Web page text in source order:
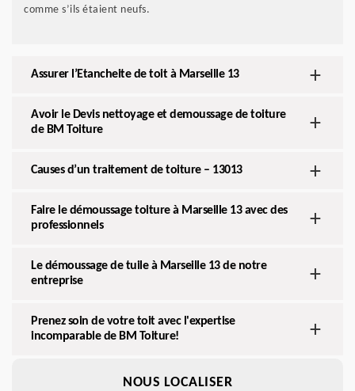
comme s’ils étaient neufs.
Assurer l’Etancheite de toit à Marseille 13
Avoir le Devis nettoyage et demoussage de toiture
de BM Toiture
Causes d’un traitement de toiture – 13013
Faire le démoussage toiture à Marseille 13 avec des
professionnels
Le démoussage de tuile à Marseille 13 de notre
entreprise
Prenez soin de votre toit avec l'expertise
incomparable de BM Toiture!
NOUS LOCALISER